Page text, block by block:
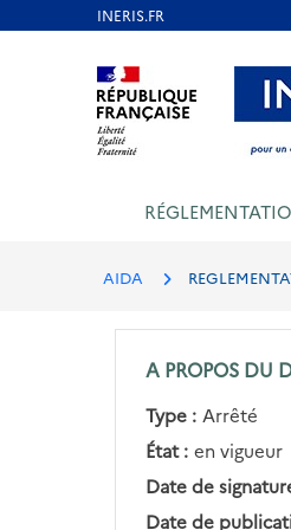
Aller au contenu Aller
AIDA
A PROPOS DU
Type : Arrêté
État : en vigueur
Date de
Date de